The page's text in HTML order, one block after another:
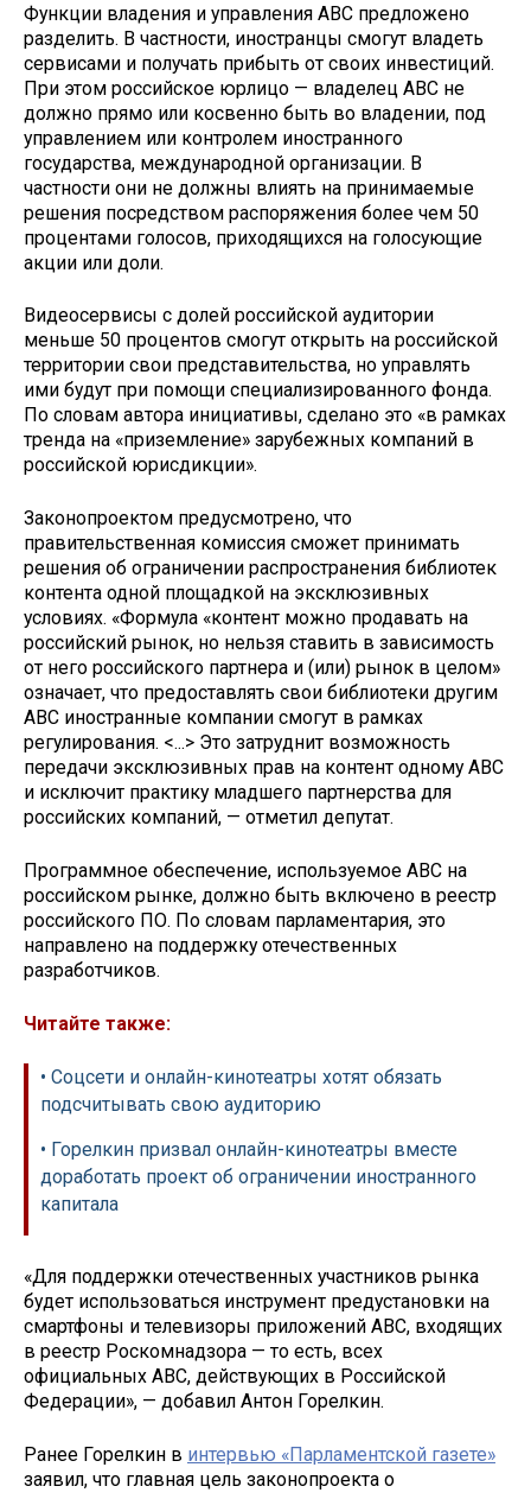
Функции владения и управления АВС предложено
разделить. В частности, иностранцы смогут владеть
сервисами и получать прибыть от своих инвестиций.
При этом российское юрлицо — владелец АВС не
должно прямо или косвенно быть во владении, под
управлением или контролем иностранного
государства, международной организации. В
частности они не должны влиять на принимаемые
решения посредством распоряжения более чем 50
процентами голосов, приходящихся на голосующие
акции или доли.
Видеосервисы с долей российской аудитории
меньше 50 процентов смогут открыть на российской
территории свои представительства, но управлять
ими будут при помощи специализированного фонда.
По словам автора инициативы, сделано это «в рамках
тренда на «приземление» зарубежных компаний в
российской юрисдикции».
Законопроектом предусмотрено, что
правительственная комиссия сможет принимать
решения об ограничении распространения библиотек
контента одной площадкой на эксклюзивных
условиях. «Формула «контент можно продавать на
российский рынок, но нельзя ставить в зависимость
от него российского партнера и (или) рынок в целом»
означает, что предоставлять свои библиотеки другим
АВС иностранные компании смогут в рамках
регулирования. <...> Это затруднит возможность
передачи эксклюзивных прав на контент одному АВС
и исключит практику младшего партнерства для
российских компаний, — отметил депутат.
Программное обеспечение, используемое АВС на
российском рынке, должно быть включено в реестр
российского ПО. По словам парламентария, это
направлено на поддержку отечественных
разработчиков.
Читайте также:
• Соцсети и онлайн-кинотеатры хотят обязать
подсчитывать свою аудиторию
• Горелкин призвал онлайн-кинотеатры вместе
доработать проект об ограничении иностранного
капитала
«Для поддержки отечественных участников рынка
будет использоваться инструмент предустановки на
смартфоны и телевизоры приложений АВС, входящих
в реестр Роскомнадзора — то есть, всех
официальных АВС, действующих в Российской
Федерации», — добавил Антон Горелкин.
Ранее Горелкин в интервью «Парламентской газете»
заявил, что главная цель законопроекта о